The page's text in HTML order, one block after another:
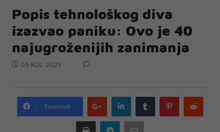
Popis tehnološkog diva
izazvao paniku: Ovo je 40
najugroženijih zanimanja
05 KOL 2025
Facebook
Google
plus
LinkedIn Tumblr Pinterest
Print Telegram